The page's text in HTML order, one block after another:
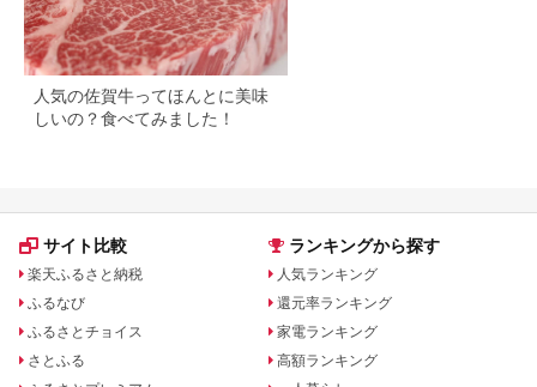
人気の佐賀牛ってほんとに美味
しいの？食べてみました！
サイト比較
楽天ふるさと納税
ふるなび
ふるさとチョイス
さとふる
ランキングから探す
人気ランキング
還元率ランキング
家電ランキング
高額ランキング